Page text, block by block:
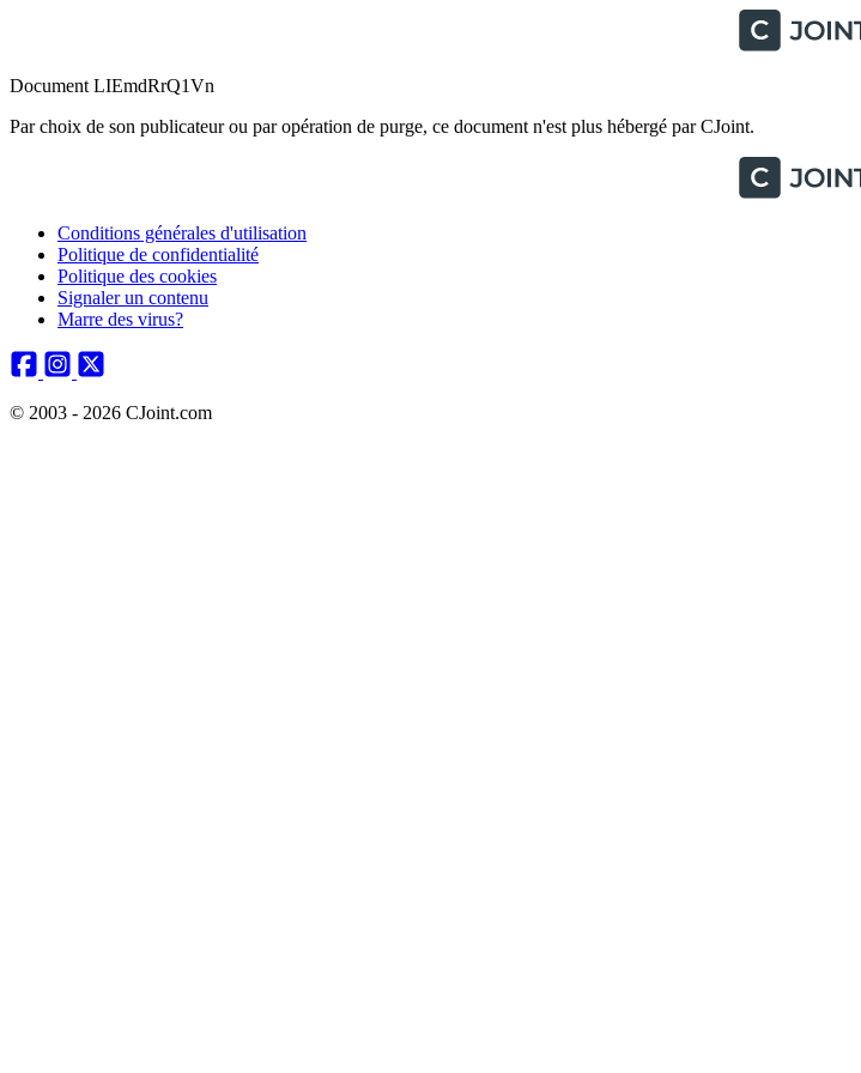
Document LIEmdRrQ1Vn
Par choix de son publicateur ou par opération de purge, ce document n'est plus hébergé par CJoint.
Conditions générales d'utilisation
Politique de confidentialité
Politique des cookies
Signaler un contenu
Marre des virus?
© 2003 - 2026 CJoint.com